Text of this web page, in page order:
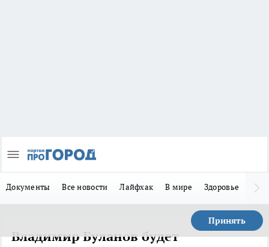
Документы Все новости Лайфхак В мире Здоровье
Принять
Владимир Буланов будет